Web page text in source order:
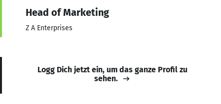
Head of Marketing
Z A Enterprises
Logg Dich jetzt ein, um das ganze Profil zu
sehen.